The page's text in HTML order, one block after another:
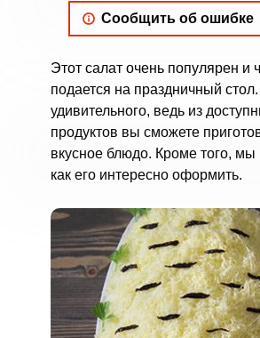
Сообщить об ошибке
Этот салат очень популярен и
подается на праздничный
удивительного, ведь из
продуктов вы сможете
вкусное блюдо. Кроме того, мы
как его интересно оформить.